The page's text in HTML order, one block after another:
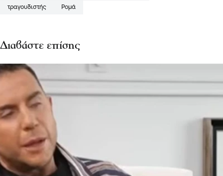
τραγουδιστής Ρομά
Διαβάστε επίσης